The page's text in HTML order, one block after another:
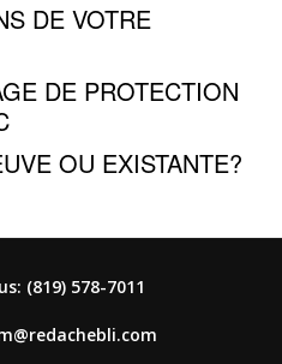
DE VOTRE
DE PROTECTION
OU EXISTANTE?
(819) 578-7011